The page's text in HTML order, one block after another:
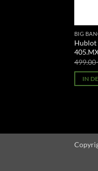
BIG
Hublot
499.00
IN